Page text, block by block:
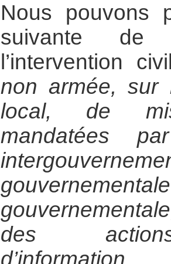
Nous pouvons
suivante
l’intervention
non armée, sur
local, de
mandatées
des actions